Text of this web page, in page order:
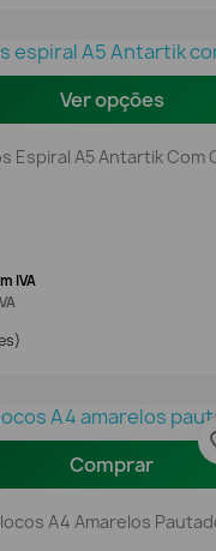
Ver opções
Espiral A5 Antartik Com
IVA
Comprar
A4 Amarelos